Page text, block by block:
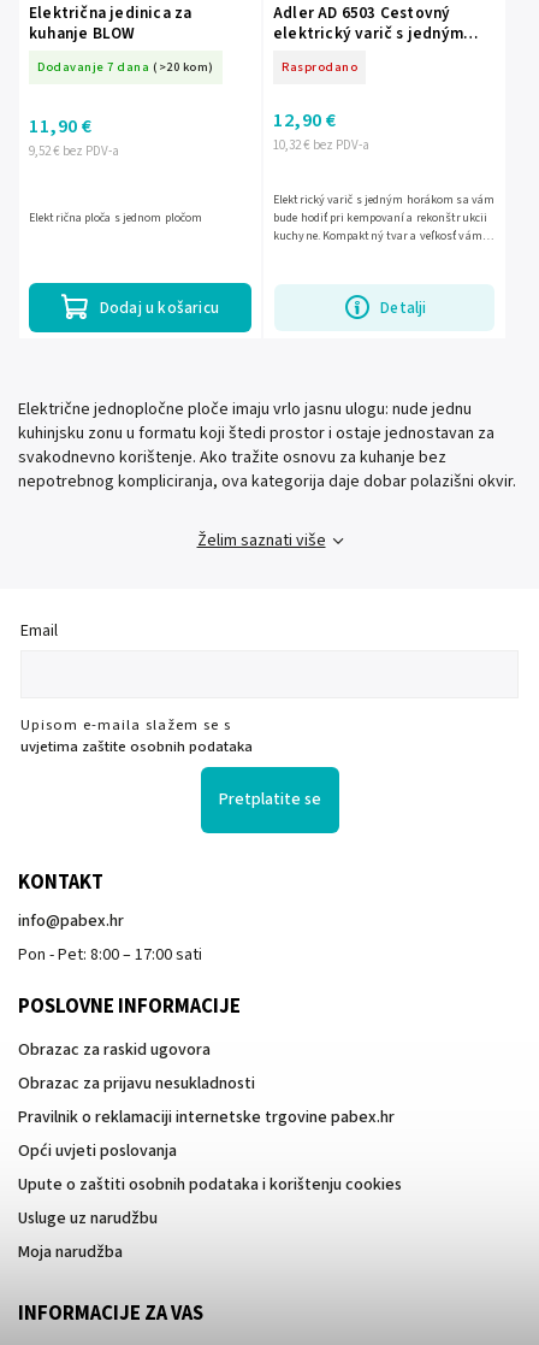
Električna jedinica za
kuhanje BLOW
Dodavanje 7 dana (>20 kom)
9,52 € bez PDV-a
11,90 €
Dodaj u košaricu
Električna ploča s jednom pločom
Adler AD 6503 Cestovný
elektrický varič s jedným
Rasprodano
10,32 € bez PDV-a
12,90 €
Detalji
Elektrický varič s jedným horákom sa vám
bude hodiť pri kempovaní a rekonštrukcii
kuchyne. Kompaktný tvar a veľkosť vám
Električne jednopločne ploče imaju vrlo jasnu ulogu: nude jednu
kuhinjsku zonu u formatu koji štedi prostor i ostaje jednostavan za
svakodnevno korištenje. Ako tražite osnovu za kuhanje bez
nepotrebnog kompliciranja, ova kategorija daje dobar polazišni okvir.
Želim saznati više
Email
Upisom e-maila slažem se s
uvjetima zaštite osobnih podataka
Pretplatite se
KONTAKT
info@pabex.hr
Pon - Pet: 8:00 – 17:00 sati
POSLOVNE INFORMACIJE
Obrazac za raskid ugovora
Obrazac za prijavu nesukladnosti
Pravilnik o reklamaciji internetske trgovine pabex.hr
Opći uvjeti poslovanja
Upute o zaštiti osobnih podataka i korištenju cookies
Usluge uz narudžbu
Moja narudžba
INFORMACIJE ZA VAS